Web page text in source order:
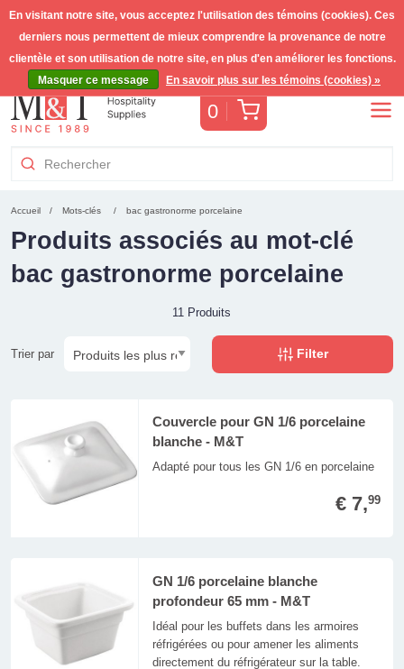
0 Panier
Accueil Mots-clés bac gastronorme porcelaine
Produits associés au mot-clé
bac gastronorme porcelaine
11 Produits
Trier par Filter
Couvercle pour GN 1/6 porcelaine
blanche - M&T
Adapté pour tous les GN 1/6 en porcelaine
€ 7,99
GN 1/6 porcelaine blanche
profondeur 65 mm - M&T
Idéal pour les buffets dans les armoires
réfrigérées ou pour amener les aliments
directement du réfrigérateur sur la table.
En visitant notre site, vous acceptez l'utilisation des témoins (cookies). Ces
derniers nous permettent de mieux comprendre la provenance de notre
clientèle et son utilisation de notre site, en plus d'en améliorer les fonctions.
Masquer ce message
En savoir plus sur les témoins (cookies) »